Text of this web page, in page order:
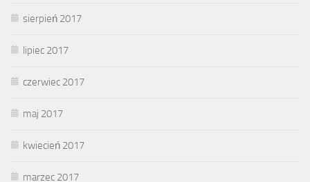
sierpień 2017
lipiec 2017
czerwiec 2017
maj 2017
kwiecień 2017
marzec 2017